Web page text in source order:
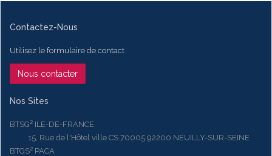
Contactez-Nous
Utilisez le formulaire de contact
Nous contacter
Nos Sites
BTSG² ILE-DE-FRANCE
15, Rue de l'Hôtel ville CS 70005 92200 NEUILLY-SUR-SEINE
BTGS² PACA